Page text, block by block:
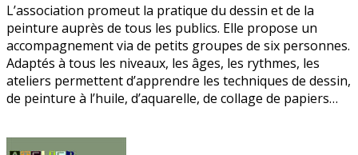
L’association promeut la pratique du dessin et de la
peinture auprès de tous les publics. Elle propose un
accompagnement via de petits groupes de six personnes.
Adaptés à tous les niveaux, les âges, les rythmes, les
ateliers permettent d’apprendre les techniques de dessin,
de peinture à l’huile, d’aquarelle, de collage de papiers…